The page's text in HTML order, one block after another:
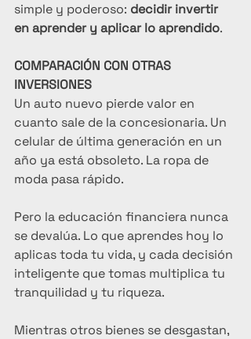
simple y poderoso: decidir invertir
en aprender y aplicar lo aprendido.
COMPARACIÓN CON OTRAS
INVERSIONES
Un auto nuevo pierde valor en
cuanto sale de la concesionaria. Un
celular de última generación en un
año ya está obsoleto. La ropa de
moda pasa rápido.
Pero la educación financiera nunca
se devalúa. Lo que aprendes hoy lo
aplicas toda tu vida, y cada decisión
inteligente que tomas multiplica tu
tranquilidad y tu riqueza.
Mientras otros bienes se desgastan,